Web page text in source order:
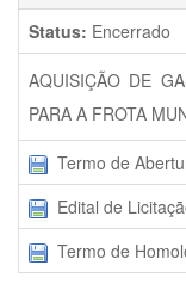
Status: Encerrado
AQUISIÇÃO DE
PARA A FROTA
Termo de
Edital de
Termo de